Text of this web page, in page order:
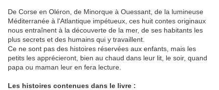
De Corse en Oléron, de Minorque à Ouessant, de la lumineuse
Méditerranée à l'Atlantique impétueux, ces huit contes originaux
nous entraînent à la découverte de la mer, de ses habitants les
plus secrets et des humains qui y travaillent.
Ce ne sont pas des histoires réservées aux enfants, mais les
petits les apprécieront, bien au chaud dans leur lit, le soir, quand
papa ou maman leur en fera lecture.
Les histoires contenues dans le livre :